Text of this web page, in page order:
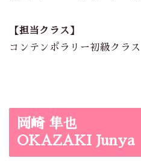
【担当クラス】
コンテンポラリー初級クラス
岡崎 隼也
OKAZAKI Junya